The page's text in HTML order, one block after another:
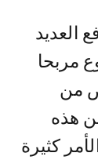
العديد
مربحا
من
هذه
كثيرة